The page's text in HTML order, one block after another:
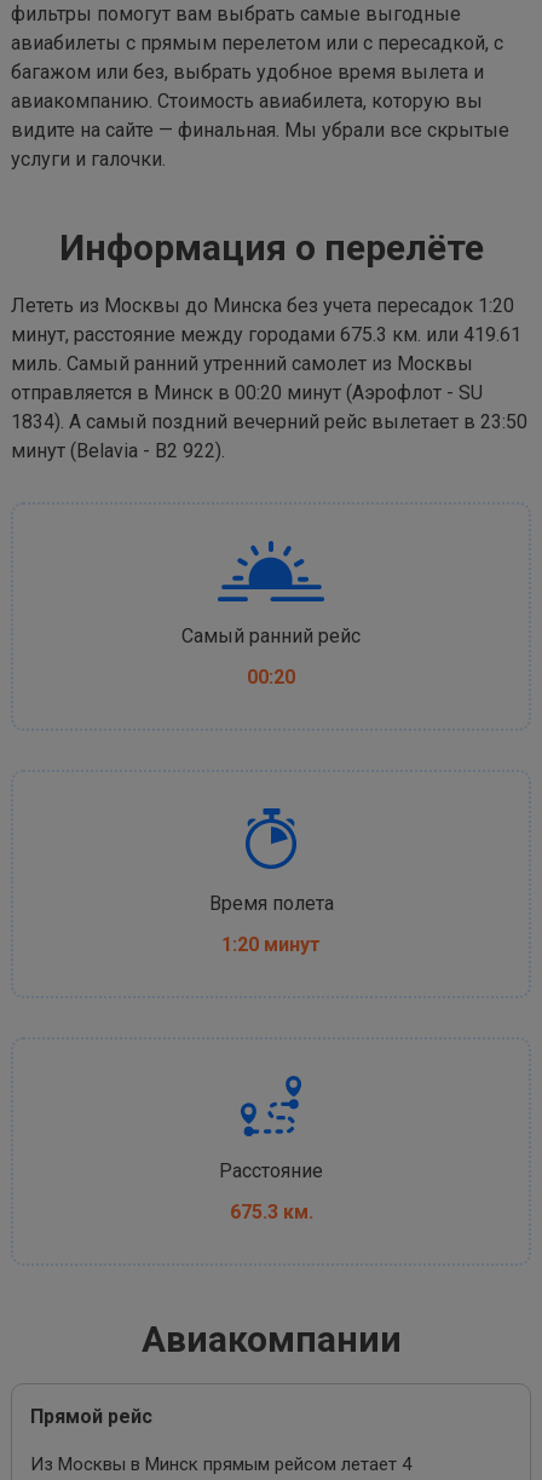
фильтры помогут вам выбрать самые выгодные
авиабилеты с прямым перелетом или с пересадкой, с
багажом или без, выбрать удобное время вылета и
авиакомпанию. Стоимость авиабилета, которую вы
видите на сайте — финальная. Мы убрали все скрытые
услуги и галочки.
Информация о перелёте
Лететь из Москвы до Минска без учета пересадок 1:20
минут, расстояние между городами 675.3 км. или 419.61
миль. Самый ранний утренний самолет из Москвы
отправляется в Минск в 00:20 минут (Аэрофлот - SU
1834). А самый поздний вечерний рейс вылетает в 23:50
минут (Belavia - B2 922).
Самый ранний рейс
00:20
Время полета
1:20 минут
Расстояние
675.3 км.
Авиакомпании
Прямой рейс
Из Москвы в Минск прямым рейсом летает 4